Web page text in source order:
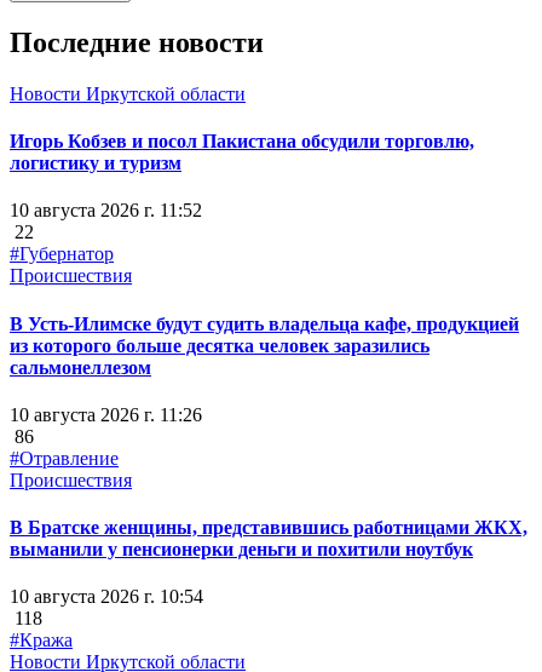
Последние новости
Новости Иркутской области
Игорь Кобзев и посол Пакистана обсудили торговлю,
логистику и туризм
10 августа 2026 г. 11:52
22
#Губернатор
Происшествия
В Усть-Илимске будут судить владельца кафе, продукцией
из которого больше десятка человек заразились
сальмонеллезом
10 августа 2026 г. 11:26
86
#Отравление
Происшествия
В Братске женщины, представившись работницами ЖКХ,
выманили у пенсионерки деньги и похитили ноутбук
10 августа 2026 г. 10:54
118
#Кража
Новости Иркутской области